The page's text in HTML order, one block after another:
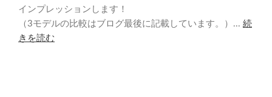
インプレッションします！
（3モデルの比較はブログ最後に記載しています。）... 続
きを読む